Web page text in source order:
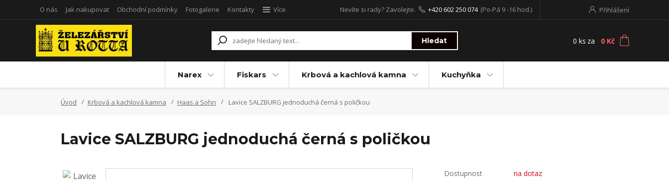
O nás Jak nakupovat Obchodní podmínky Fotogalerie Kontakty Více Přihlášení
Hledat
Nevíte si rady? Zavolejte. +420 602 250 074 (Po-Pá 9 -16 hod.)
0 ks za 0 Kč
Narex Fiskars Krbová a kachlová kamna Kuchyňka
Úvod Krbová a kachlová kamna Haas a Sohn Lavice SALZBURG jednoduchá černá s poličkou
Lavice SALZBURG jednoduchá černá s poličkou
Dostupnost na dotaz